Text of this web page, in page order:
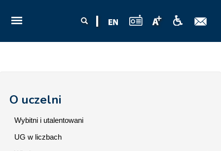
wyszukiwania
O uczelni
Wybitni i utalentowani
UG w liczbach